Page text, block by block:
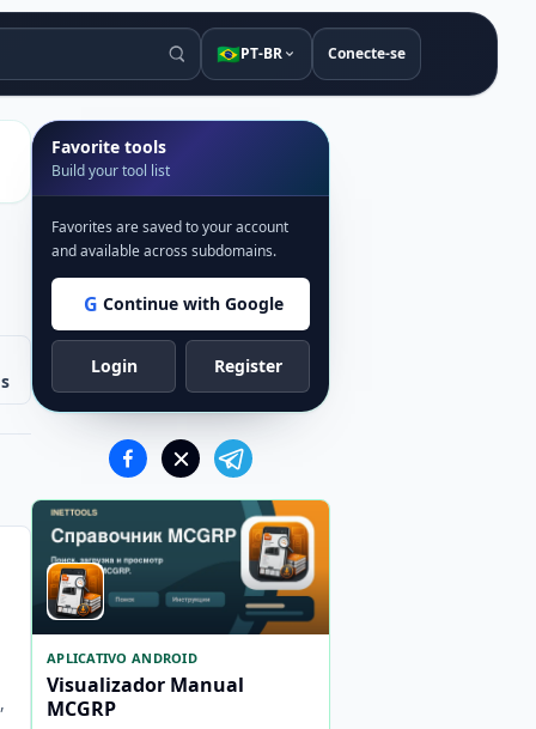
🇧🇷PT-BR Conecte-se
Favorite tools
Build your tool list
Favorites are saved to your account
and available across subdomains.
G Continue with Google
Login Register
APLICATIVO ANDROID
Visualizador Manual
MCGRP